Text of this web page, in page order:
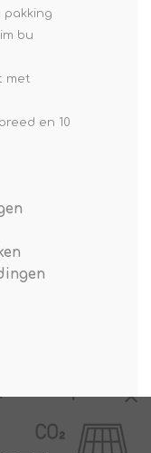
pakking
bu
met
en 10